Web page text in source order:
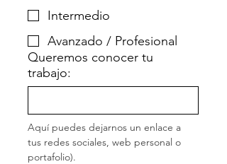
Intermedio
Avanzado / Profesional
Queremos conocer tu
trabajo:
Aquí puedes dejarnos un enlace a
tus redes sociales, web personal o
portafolio).